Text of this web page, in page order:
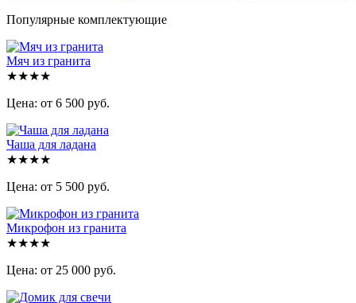
Популярные комплектующие
Мяч из гранита
★★★★
Цена: от 6 500 руб.
Чаша для ладана
★★★★
Цена: от 5 500 руб.
Микрофон из гранита
★★★★
Цена: от 25 000 руб.